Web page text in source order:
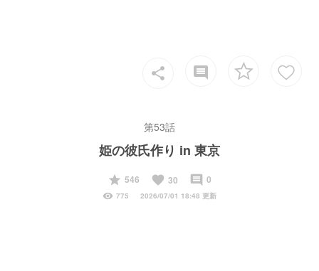
share insert_comment
第53話
姫の彼氏作り in 東京
start
546 favorite 30 insert_comment 0
visibility 775 2026/07/01 18:48 更新